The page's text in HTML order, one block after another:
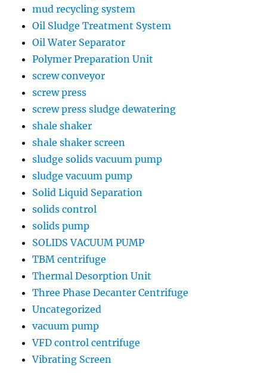
mud recycling system
Oil Sludge Treatment System
Oil Water Separator
Polymer Preparation Unit
screw conveyor
screw press
screw press sludge dewatering
shale shaker
shale shaker screen
sludge solids vacuum pump
sludge vacuum pump
Solid Liquid Separation
solids control
solids pump
SOLIDS VACUUM PUMP
TBM centrifuge
Thermal Desorption Unit
Three Phase Decanter Centrifuge
Uncategorized
vacuum pump
VFD control centrifuge
Vibrating Screen